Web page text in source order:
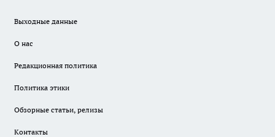
Выходные данные
О нас
Редакционная политика
Политика этики
Обзорные статьи, релизы
Контакты